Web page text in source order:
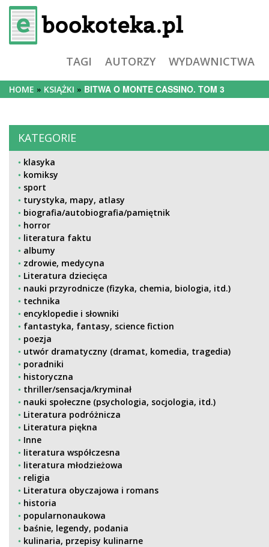
TAGI AUTORZY WYDAWNICTWA
HOME KSIĄŻKI BITWA O MONTE CASSINO. TOM 3
KATEGORIE
klasyka
komiksy
sport
turystyka, mapy, atlasy
biografia/autobiografia/pamiętnik
horror
literatura faktu
albumy
zdrowie, medycyna
Literatura dziecięca
nauki przyrodnicze (fizyka, chemia, biologia, itd.)
technika
encyklopedie i słowniki
fantastyka, fantasy, science fiction
poezja
utwór dramatyczny (dramat, komedia, tragedia)
poradniki
historyczna
thriller/sensacja/kryminał
nauki społeczne (psychologia, socjologia, itd.)
Literatura podróżnicza
Literatura piękna
Inne
literatura współczesna
literatura młodzieżowa
religia
Literatura obyczajowa i romans
historia
popularnonaukowa
baśnie, legendy, podania
kulinaria, przepisy kulinarne